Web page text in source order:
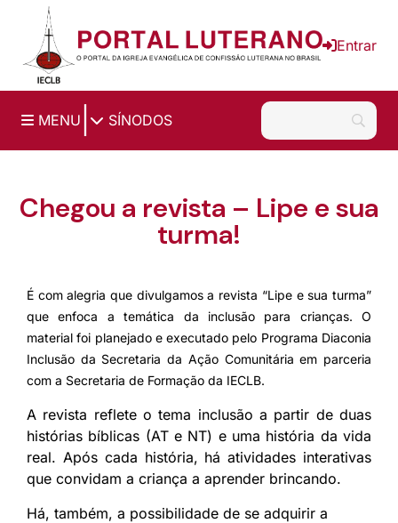
Ir para o conteúdo principal
Entrar
MENU SÍNODOS
Chegou a revista – Lipe e sua
turma!
É com alegria que divulgamos a revista “Lipe e sua turma”
que enfoca a temática da inclusão para crianças. O
material foi planejado e executado pelo Programa Diaconia
Inclusão da Secretaria da Ação Comunitária em parceria
com a Secretaria de Formação da IECLB.
A revista reflete o tema inclusão a partir de duas
histórias bíblicas (AT e NT) e uma história da vida
real. Após cada história, há atividades interativas
que convidam a criança a aprender brincando.
Há, também, a possibilidade de se adquirir a